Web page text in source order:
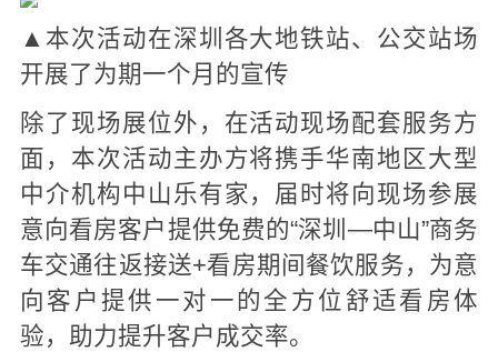
▲本次活动在深圳各大地铁站、公交站场
开展了为期一个月的宣传
除了现场展位外，在活动现场配套服务方
面，本次活动主办方将携手华南地区大型
中介机构中山乐有家，届时将向现场参展
意向看房客户提供免费的“深圳—中山”商务
车交通往返接送+看房期间餐饮服务，为意
向客户提供一对一的全方位舒适看房体
验，助力提升客户成交率。